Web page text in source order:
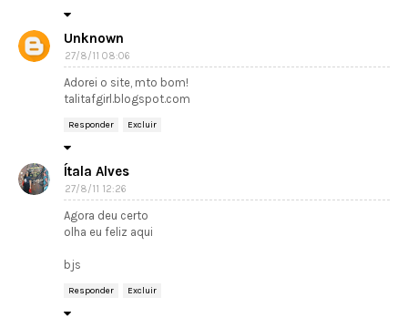
Unknown
27/8/11 08:06
Adorei o site, mto bom!
talitafgirl.blogspot.com
Responder Excluir
Ítala Alves
27/8/11 12:26
Agora deu certo
olha eu feliz aqui
bjs
Responder Excluir